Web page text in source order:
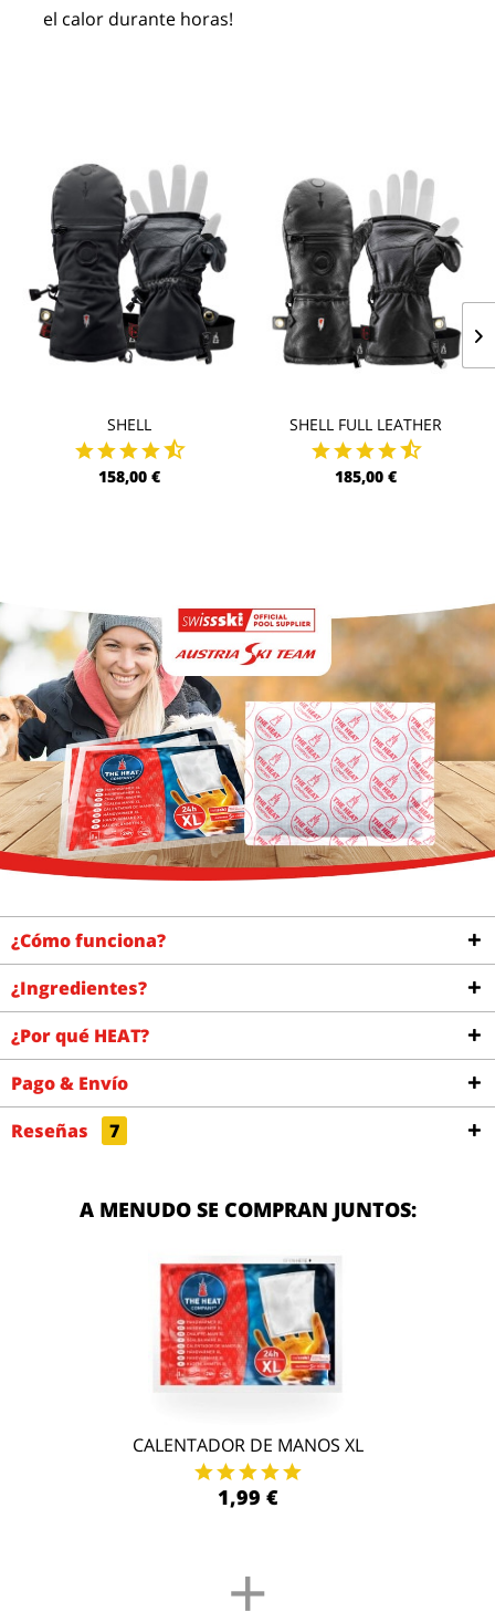
el calor durante horas!
SHELL
158,00 €
SHELL FULL LEATHER
185,00 €
¿Cómo funciona?
¿Ingredientes?
¿Por qué HEAT?
Pago & Envío
Reseñas
7
A MENUDO SE COMPRAN JUNTOS:
CALENTADOR DE MANOS XL
1,99 €
+